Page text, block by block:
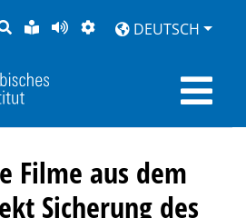
SUCHELEICHTE
SPRACHE
SEITEDARSTELLUNG
DEUTSCH
Filme aus dem
Sicherung des